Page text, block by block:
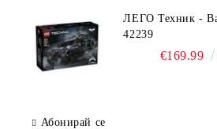
ЛЕГО Техник -
42239
€169.99
Абонирай се